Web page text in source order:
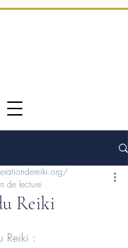
Reiki
de lecture
sur 5.
Reiki :